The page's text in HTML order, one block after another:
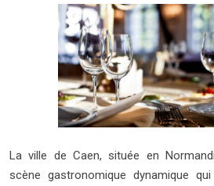
La ville de Caen, située en
scène gastronomique dynamique